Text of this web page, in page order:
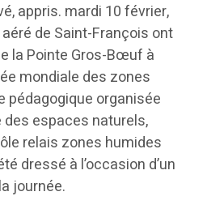
appris. mardi 10 février,
de Saint-François ont
la Pointe Gros-Bœuf à
mondiale des zones
pédagogique organisée
espaces naturels,
relais zones humides
dressé à l’occasion d’un
journée.